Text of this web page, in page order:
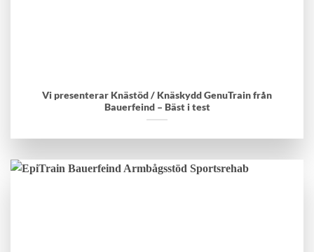
Vi presenterar Knästöd / Knäskydd GenuTrain från
Bauerfeind – Bäst i test